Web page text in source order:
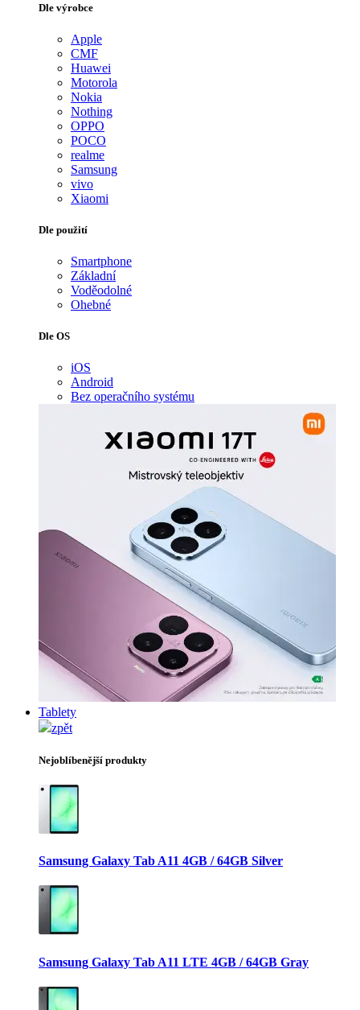
Dle výrobce
Apple
CMF
Huawei
Motorola
Nokia
Nothing
OPPO
POCO
realme
Samsung
vivo
Xiaomi
Dle použití
Smartphone
Základní
Voděodolné
Ohebné
Dle OS
iOS
Android
Bez operačního systému
Tablety
zpět
Nejoblíbenější produkty
Samsung Galaxy Tab A11 4GB / 64GB Silver
Samsung Galaxy Tab A11 LTE 4GB / 64GB Gray